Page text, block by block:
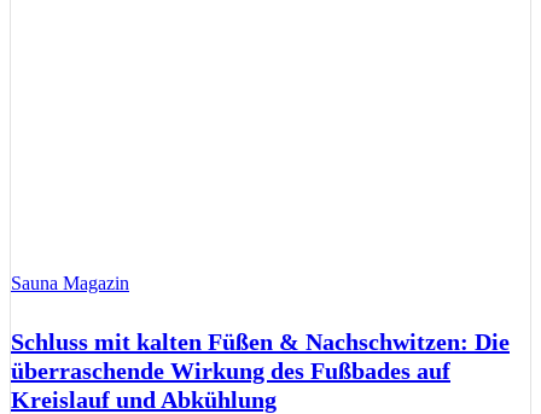
Sauna Magazin
Schluss mit kalten Füßen & Nachschwitzen: Die
überraschende Wirkung des Fußbades auf
Kreislauf und Abkühlung